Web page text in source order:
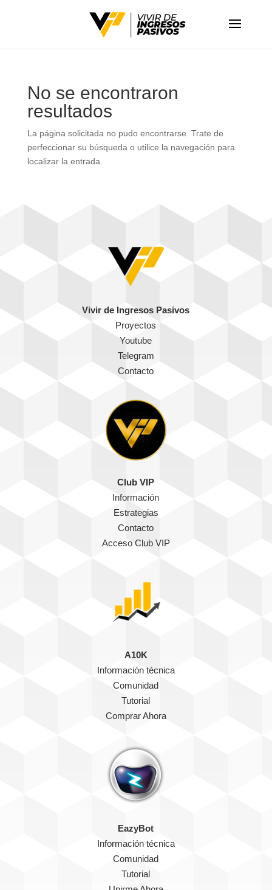
No se encontraron
resultados
La página solicitada no pudo encontrarse. Trate de
perfeccionar su búsqueda o utilice la navegación para
localizar la entrada.
Vivir de Ingresos Pasivos
Proyectos
Youtube
Telegram
Contacto
Club VIP
Información
Estrategias
Contacto
Acceso Club VIP
A10K
Información técnica
Comunidad
Tutorial
Comprar Ahora
EazyBot
Información técnica
Comunidad
Tutorial